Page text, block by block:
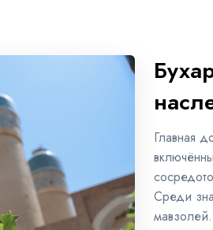
Главная
Среди
мавзолей.